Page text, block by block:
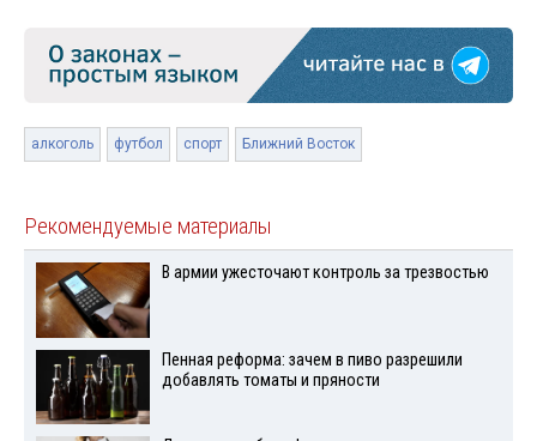
алкоголь футбол спорт Ближний Восток
Рекомендуемые материалы
В армии ужесточают контроль за трезвостью
Пенная реформа: зачем в пиво разрешили
добавлять томаты и пряности